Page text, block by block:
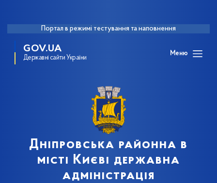
Портал в режимі тестування та наповнення
GOV.UA
Державні сайти України
Меню
Дніпровська районна в
місті Києві державна
адміністрація